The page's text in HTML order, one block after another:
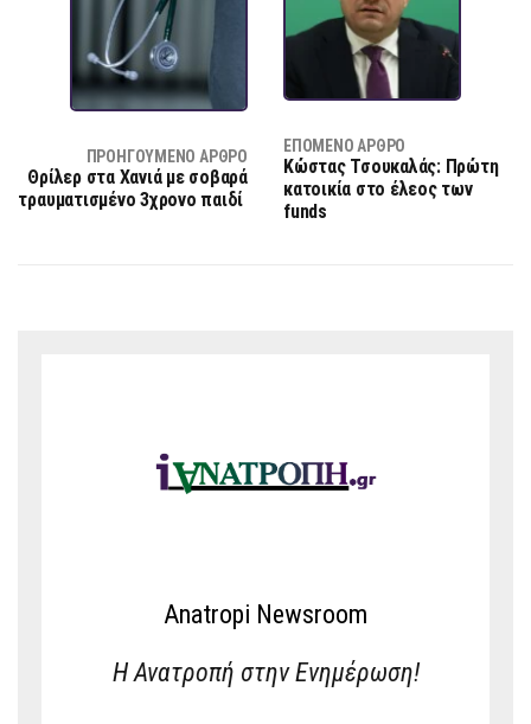
ΠΡΟΗΓΟΎΜΕΝΟ ΆΡΘΡΟ
Θρίλερ στα Χανιά με σοβαρά
τραυματισμένο 3χρονο παιδί
ΕΠΌΜΕΝΟ ΆΡΘΡΟ
Κώστας Τσουκαλάς: Πρώτη
κατοικία στο έλεος των
funds
Anatropi Newsroom
Η Ανατροπή στην Ενημέρωση!